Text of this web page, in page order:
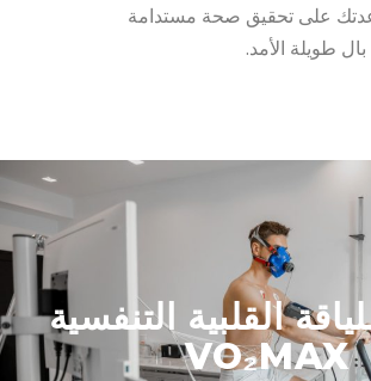
على تحقيق صحة مستدامة
طويلة الأمد.
القلبية التنفسية
VO₂MAX